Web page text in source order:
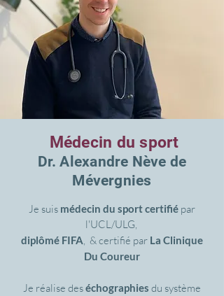
Médecin du sport
Dr. Alexandre Nève de
Mévergnies
Je suis médecin du sport certifié par
l'UCL/ULG,
diplômé FIFA, & certifié par La Clinique
Du Coureur
Je réalise deséchographies du système